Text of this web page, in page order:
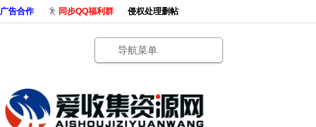
广告合作 同步QQ福利群 侵权处理删帖
导航菜单